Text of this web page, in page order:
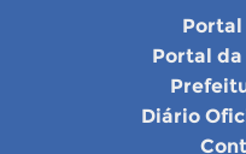
Portal
Diário